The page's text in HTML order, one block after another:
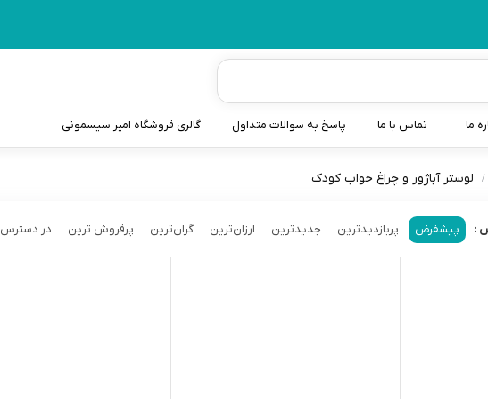
ما تماس با ما پاسخ به سوالات متداول گالری فروشگاه امیر سیسمونی
لوستر آباژور و چراغ خواب کودک
: پیشفرض پربازدیدترین جدیدترین ارزان‌ترین گران‌ترین پرفروش ترین در دسترس